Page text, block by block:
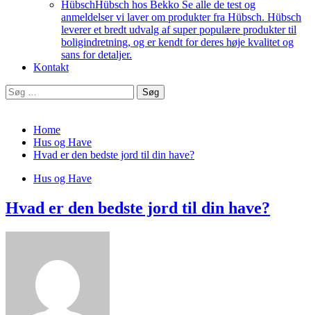
HübschHübsch hos Bekko Se alle de test og
anmeldelser vi laver om produkter fra Hübsch. Hübsch
leverer et bredt udvalg af super populære produkter til
boligindretning, og er kendt for deres høje kvalitet og
sans for detaljer.
Kontakt
Søg
efter:
Home
Hus og Have
Hvad er den bedste jord til din have?
Hus og Have
Hvad er den bedste jord til din have?